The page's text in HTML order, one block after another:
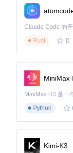
启动运行
自动执行任务
实战优化技巧
：确
账号建议先手
时段优化：避
分钟提交
网络保障：使用
风险
❓ 常见问题与
预约失败如何处理
略。建议检查账
Rust
0
MiniMax-
Python
Kimi-K3